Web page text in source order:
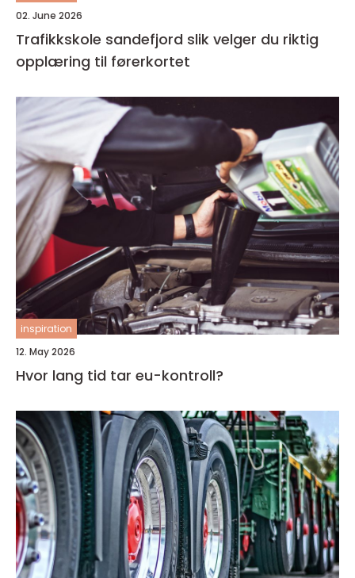
02. June 2026
Trafikkskole sandefjord slik velger du riktig
opplæring til førerkortet
inspiration
12. May 2026
Hvor lang tid tar eu-kontroll?